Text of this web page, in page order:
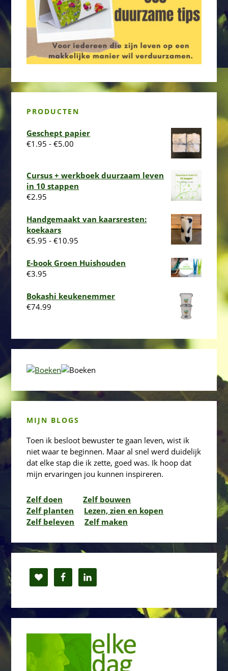
PRODUCTEN
Geschept papier
€1.95 - €5.00
€5.00
Cursus + werkboek duurzaam leven
in 10 stappen
€2.95
Handgemaakt van kaarsresten:
koekaars
€5.95 - €10.95
tot
E-book Groen Huishouden
€3.95
Bokashi keukenemmer
€74.99
MIJN BLOGS
Toen ik besloot bewuster te gaan leven, wist ik
niet waar te beginnen. Maar al snel werd duidelijk
dat elke stap die ik zette, goed was. Ik hoop dat
mijn ervaringen jou kunnen inspireren.
Zelf doen
Zelf bouwen
Zelf planten
Lezen, zien en kopen
Zelf beleven
Zelf maken